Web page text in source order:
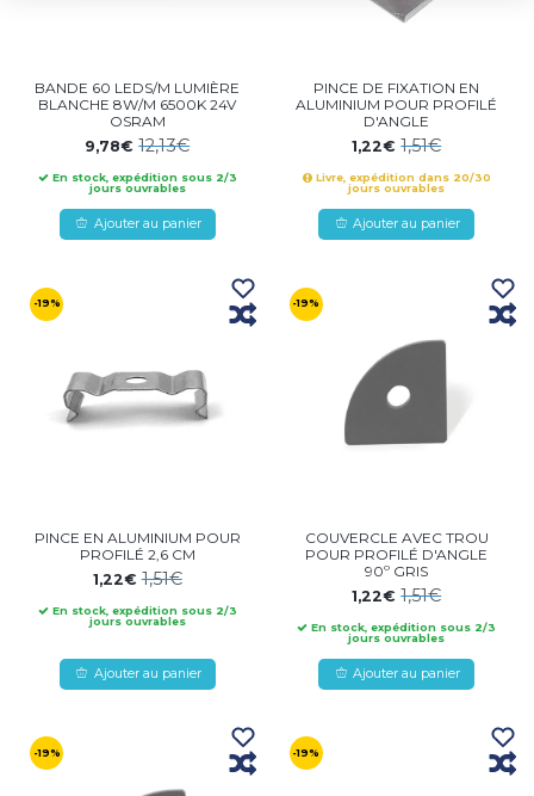
BANDE 60 LEDS/M LUMIÈRE
BLANCHE 8W/M 6500K 24V
OSRAM
9,78€12,13€
En stock, expédition sous 2/3
jours ouvrables
Ajouter au panier
PINCE DE FIXATION EN
ALUMINIUM POUR PROFILÉ
D'ANGLE
1,22€1,51€
Livre, expédition dans 20/30
jours ouvrables
Ajouter au panier
-19%
PINCE EN ALUMINIUM POUR
PROFILÉ 2,6 CM
1,22€1,51€
En stock, expédition sous 2/3
jours ouvrables
Ajouter au panier
-19%
COUVERCLE AVEC TROU
POUR PROFILÉ D'ANGLE
90º GRIS
1,22€1,51€
En stock, expédition sous 2/3
jours ouvrables
Ajouter au panier
-19% -19%